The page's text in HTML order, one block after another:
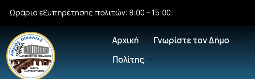
Ωράριο εξυπηρέτησης πολιτών: 8:00 – 15:00
Αρχική Γνωρίστε τον Δήμο
Πολίτης